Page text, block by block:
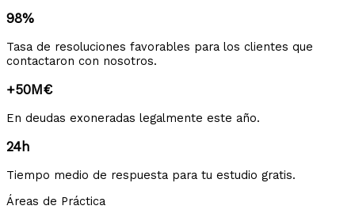
98%
Tasa de resoluciones favorables para los clientes que
contactaron con nosotros.
+50M€
En deudas exoneradas legalmente este año.
24h
Tiempo medio de respuesta para tu estudio gratis.
Áreas de Práctica